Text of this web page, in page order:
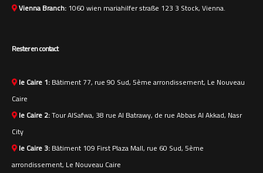
Vienna Branch:1060 wien mariahilfer straße 123 3 Stock, Vienna.
Rester en contact
le Caire 1:Bâtiment 77, rue 90 Sud, 5ème arrondissement, Le Nouveau
Caire
le Caire 2:Tour AlSafwa, 38 rue Al Batrawy, de rue Abbas Al Akkad, Nasr
City
le Caire 3:Bâtiment 109 First Plaza Mall, rue 60 Sud, 5ème
arrondissement, Le Nouveau Caire